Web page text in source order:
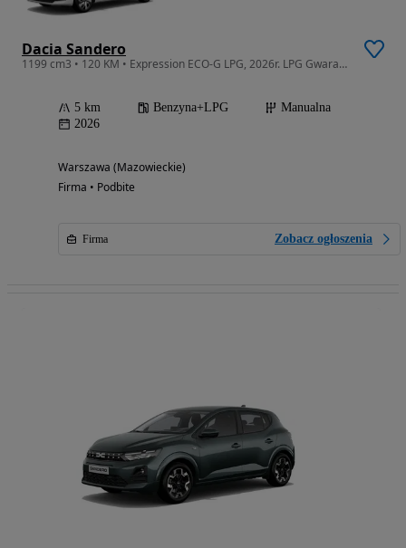
Dacia Sandero
1199 cm3 • 120 KM • Expression ECO-G LPG, 2026r. LPG Gwarancja Nowe Auto
5 km Benzyna+LPG
Manualna
2026
Warszawa (Mazowieckie)
Firma • Podbite
Firma Zobacz ogłoszenia